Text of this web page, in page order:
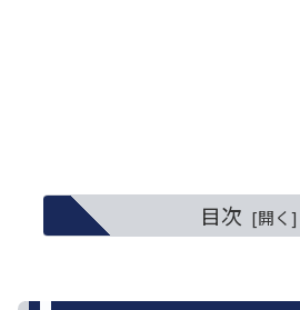
目次